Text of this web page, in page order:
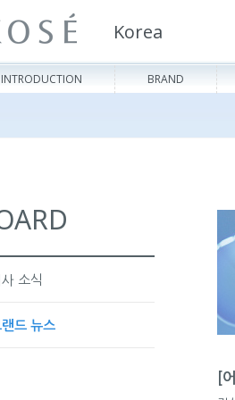
Korea
BRAND
소식
드 뉴스
[